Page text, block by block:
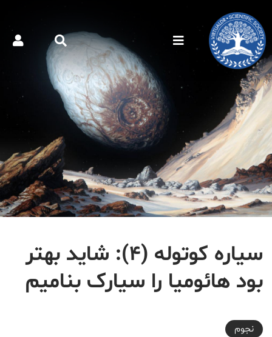
سیاره کوتوله (۴): شاید بهتر
بود هائومیا را سیارک بنامیم
2025-06-26T11:54:17+03:30
نجوم